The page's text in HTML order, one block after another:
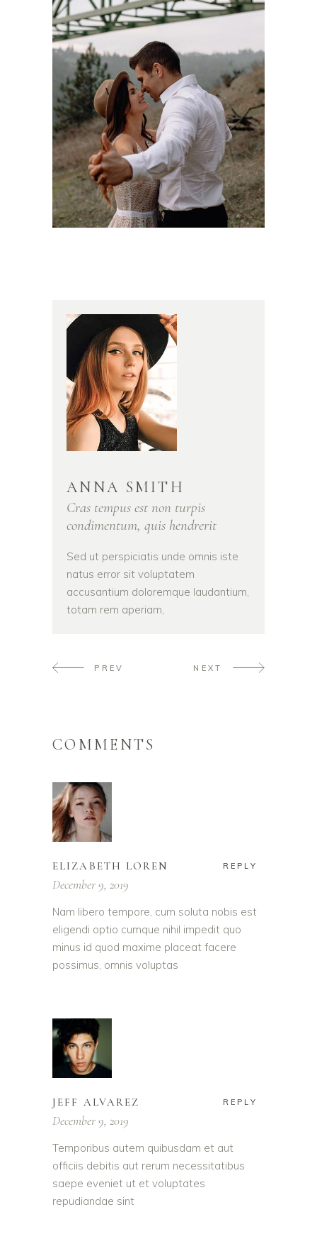
ANNA SMITH
Cras tempus est non turpis
condimentum, quis hendrerit
Sed ut perspiciatis unde omnis iste
natus error sit voluptatem
accusantium doloremque laudantium,
totam rem aperiam,
PREV NEXT
COMMENTS
ELIZABETH LOREN REPLY
December 9, 2019
Nam libero tempore, cum soluta nobis est
eligendi optio cumque nihil impedit quo
minus id quod maxime placeat facere
possimus, omnis voluptas
JEFF ALVAREZ REPLY
December 9, 2019
Temporibus autem quibusdam et aut
officiis debitis aut rerum necessitatibus
saepe eveniet ut et voluptates
repudiandae sint